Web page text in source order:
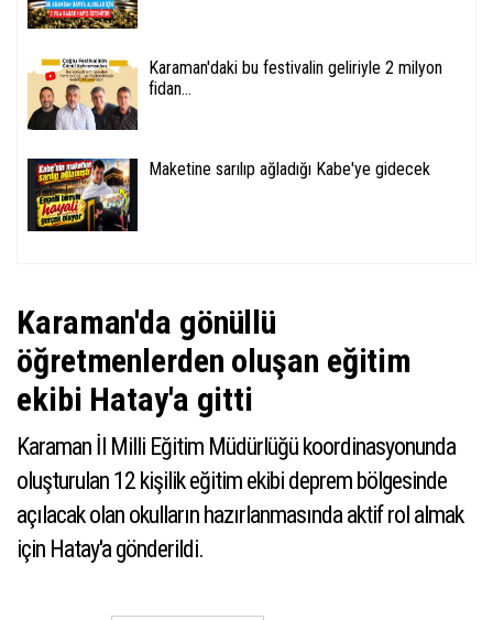
Karaman'daki bu festivalin geliriyle 2 milyon
fidan...
Maketine sarılıp ağladığı Kabe'ye gidecek
Karaman'da gönüllü
öğretmenlerden oluşan eğitim
ekibi Hatay'a gitti
Karaman İl Milli Eğitim Müdürlüğü koordinasyonunda
oluşturulan 12 kişilik eğitim ekibi deprem bölgesinde
açılacak olan okulların hazırlanmasında aktif rol almak
için Hatay'a gönderildi.